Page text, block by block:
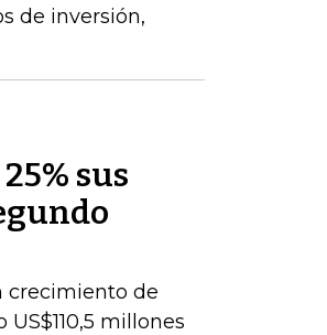
de inversión,
sus
crecimiento de
millones